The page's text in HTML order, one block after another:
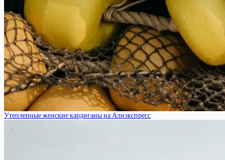
Утепленные женские кардиганы на Алиэкспресс